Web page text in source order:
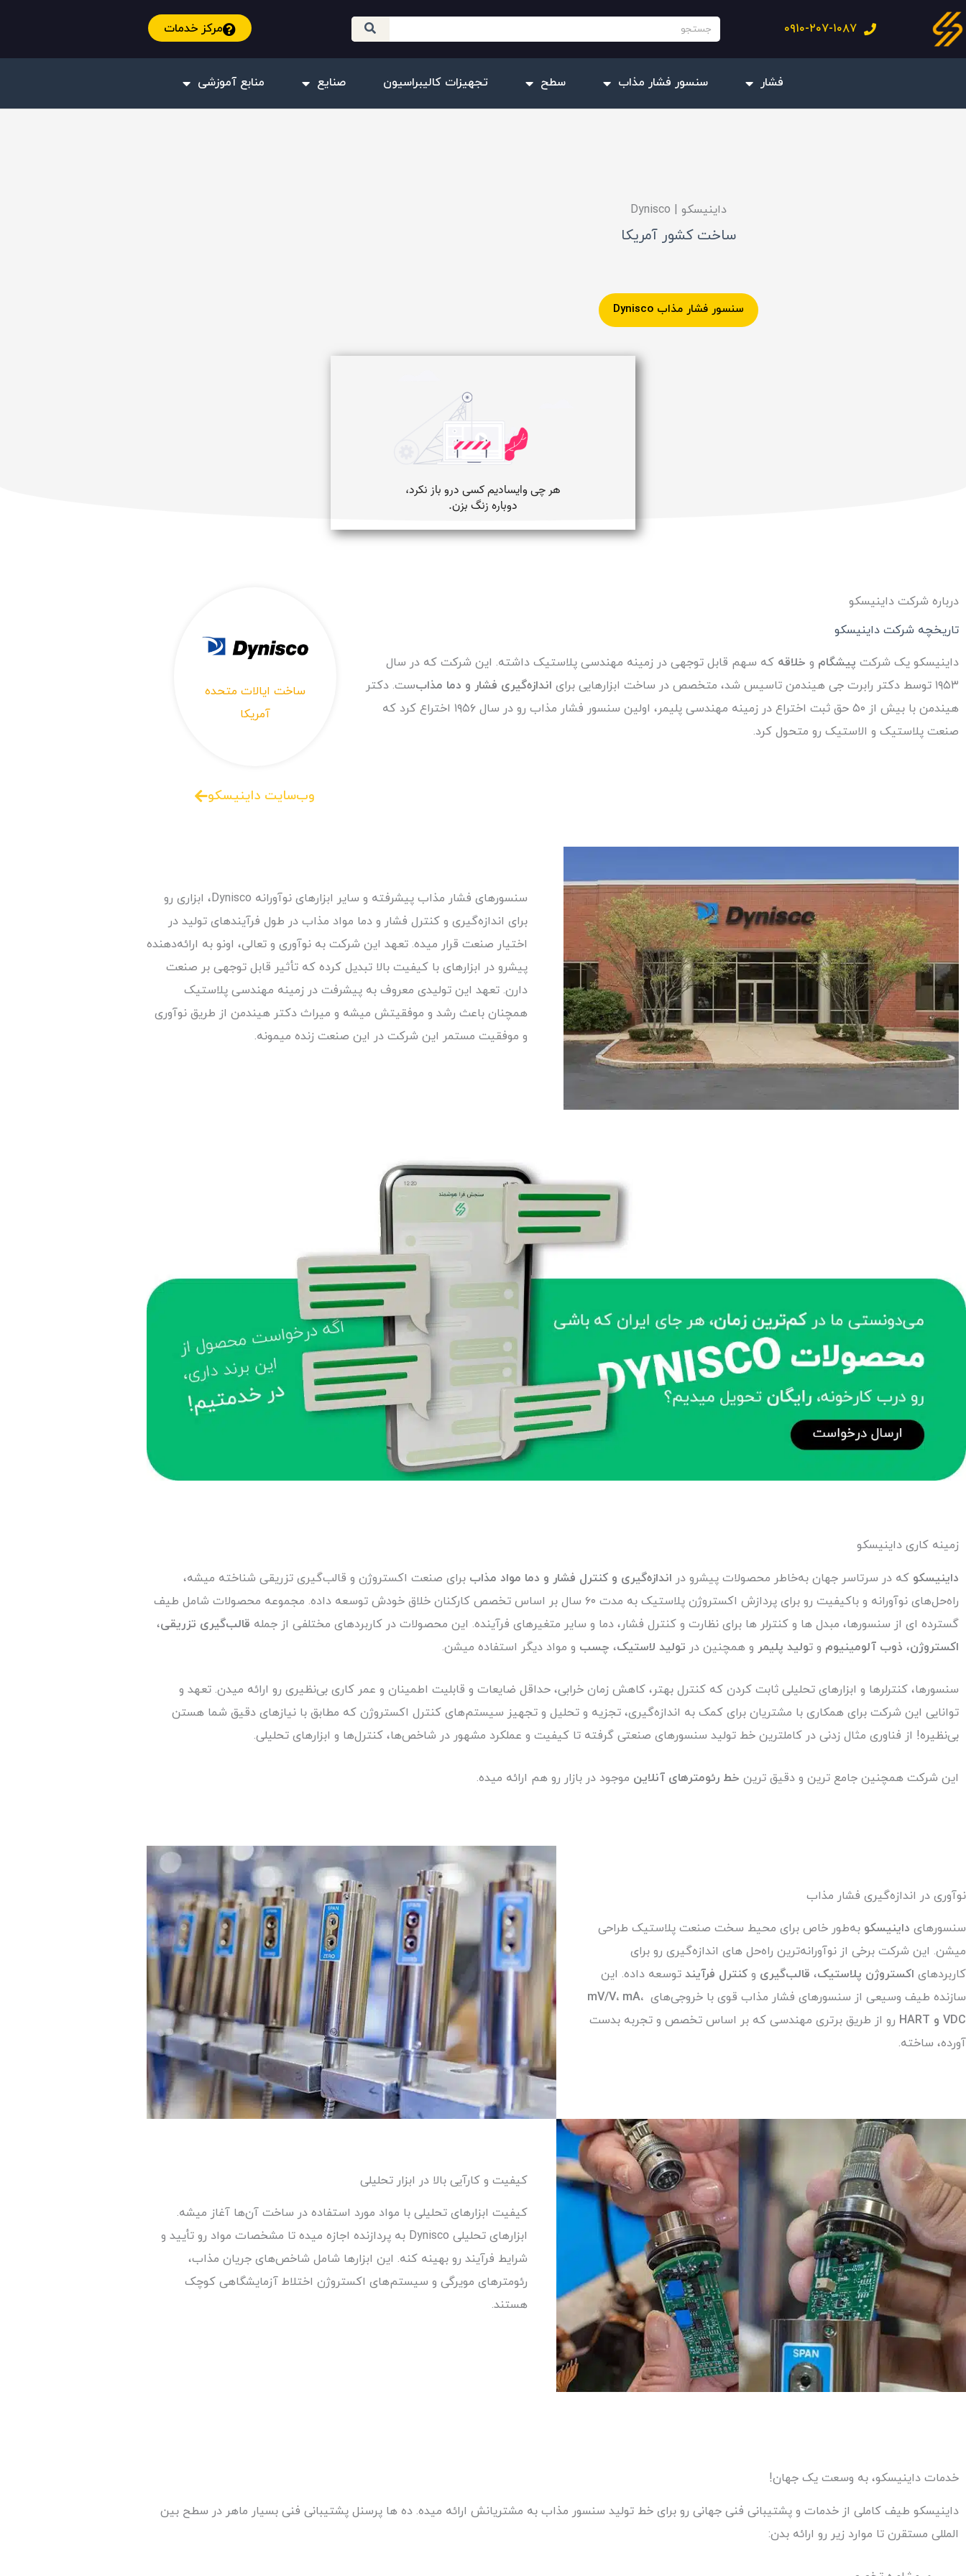
رفتن
به
محتوا
۰۹۱۰-۲۰۷-۱۰۸۷ جستجو مرکز خدمات
فشار سنسور فشار مذاب سطح تجهیزات کالیبراسیون صنایع منابع آموزشی
داینیسکو | Dynisco
ساخت کشور آمریکا
سنسور فشار مذاب Dynisco
درباره شرکت داینیسکو
تاریخچه شرکت داینیسکو
داینیسکو یک شرکت پیشگام و خلاقه که سهم قابل توجهی در زمینه مهندسی پلاستیک داشته. این شرکت که در سال
۱۹۵۳ توسط دکتر رابرت جی هیندمن تاسیس شد، متخصص در ساخت ابزارهایی برای
اندازه‌گیری فشار و دما مذاب‌ست. دکتر
هیندمن با بیش از ۵۰ حق ثبت اختراع در زمینه مهندسی پلیمر، اولین سنسور فشار مذاب رو در سال ۱۹۵۶ اختراع کرد که
صنعت پلاستیک و الاستیک رو متحول کرد.
ساخت ایالات متحده
آمریکا
وب‌سایت داینیسکو
سنسورهای فشار مذاب پیشرفته و سایر ابزارهای نوآورانه Dynisco، ابزاری رو
برای اندازه‌گیری و کنترل فشار و دما مواد مذاب در طول فرآیندهای تولید در
اختیار صنعت قرار میده. تعهد این شرکت به نوآوری و تعالی، اونو به ارائه‌دهنده
پیشرو در ابزارهای با کیفیت بالا تبدیل کرده که تأثیر قابل توجهی بر صنعت
دارن. تعهد این تولیدی معروف به پیشرفت در زمینه مهندسی پلاستیک
همچنان باعث رشد و موفقیتش میشه و میراث دکتر هیندمن از طریق نوآوری
و موفقیت مستمر این شرکت در این صنعت زنده میمونه.
زمینه کاری داینیسکو
داینیسکو که در سرتاسر جهان به‌خاطر محصولات پیشرو در اندازه‌گیری و کنترل فشار و دما مواد مذاب برای صنعت اکستروژن و قالب‌گیری تزریقی شناخته میشه،
راه‌حل‌های نوآورانه و باکیفیت رو برای پردازش اکستروژن پلاستیک به مدت ۶۰ سال بر اساس تخصص کارکنان خلاق خودش توسعه داده. مجموعه محصولات شامل طیف
گسترده ای از سنسورها، مبدل ها و کنترلر ها برای نظارت و کنترل فشار، دما و سایر متغیرهای فرآینده. این محصولات در کاربردهای مختلفی از جمله قالب‌گیری تزریقی،
اکستروژن، ذوب آلومینیوم و تولید پلیمر و همچنین در تولید لاستیک، چسب و مواد دیگر استفاده میشن.
سنسورها، کنترلر‌ها و ابزارهای تحلیلی ثابت کردن که کنترل بهتر، کاهش زمان خرابی، حداقل ضایعات و قابلیت اطمینان و عمر کاری بی‌نظیری رو ارائه میدن. تعهد و
توانایی این شرکت برای همکاری با مشتریان برای کمک به اندازه‌گیری، تجزیه و تحلیل و تجهیز سیستم‌های کنترل اکستروژن که مطابق با نیازهای دقیق شما هستن
بی‌نظیره! از فناوری مثال زدنی در کاملترین خط تولید سنسورهای صنعتی گرفته تا کیفیت و عملکرد مشهور در شاخص‌ها، کنترل‌ها و ابزارهای تحلیلی.
این شرکت همچنین جامع ترین و دقیق ترین خط رئومترهای آنلاین موجود در بازار رو هم ارائه میده.
نوآوری در اندازه‌گیری فشار مذاب
سنسورهای داینیسکو به‌طور خاص برای محیط سخت صنعت پلاستیک طراحی
میشن. این شرکت برخی از نوآورانه‌ترین راه‌حل های اندازه‌گیری رو برای
کاربردهای اکستروژن پلاستیک، قالب‌گیری و کنترل فرآیند توسعه داده. این
سازنده طیف وسیعی از سنسورهای فشار مذاب قوی با خروجی‌های mV/V، mA،
VDC و HART
رو از طریق برتری مهندسی که بر اساس تخصص و تجربه بدست
آورده، ساخته.
کیفیت و کارآیی بالا در ابزار تحلیلی
کیفیت ابزارهای تحلیلی با مواد مورد استفاده در ساخت آن‌ها آغاز میشه.
ابزارهای تحلیلی Dynisco به پردازنده اجازه میده تا مشخصات مواد رو تأیید و
شرایط فرآیند رو بهینه کنه. این ابزارها شامل شاخص‌های جریان مذاب،
رئومترهای مویرگی و سیستم‌های اکستروژن اختلاط آزمایشگاهی کوچک
هستند.
خدمات داینیسکو، به وسعت یک جهان!
داینیسکو طیف کاملی از خدمات و پشتیبانی فنی جهانی رو برای خط تولید سنسور مذاب به مشتریانش ارائه میده. ده ها پرسنل پشتیبانی فنی بسیار ماهر در سطح بین
المللی مستقرن تا موارد زیر رو ارائه بدن: